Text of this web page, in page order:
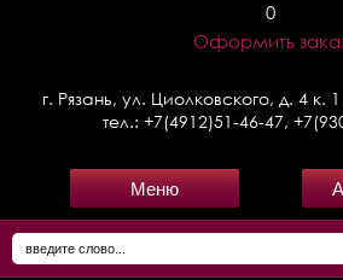
0
Оформить
г. Рязань, ул. Циолковского, д. 4 к.
тел.: +7(4912)51-46-47,
Меню